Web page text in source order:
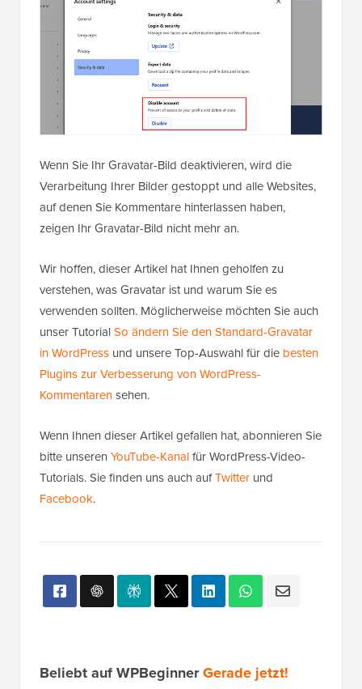
Wenn Sie Ihr Gravatar-Bild deaktivieren, wird die
Verarbeitung Ihrer Bilder gestoppt und alle Websites,
auf denen Sie Kommentare hinterlassen haben,
zeigen Ihr Gravatar-Bild nicht mehr an.
Wir hoffen, dieser Artikel hat Ihnen geholfen zu
verstehen, was Gravatar ist und warum Sie es
verwenden sollten. Möglicherweise möchten Sie auch
unser TutorialSo ändern Sie den Standard-Gravatar
in WordPress und unsere Top-Auswahl für die besten
Plugins zur Verbesserung von WordPress-
Kommentarensehen.
Wenn Ihnen dieser Artikel gefallen hat, abonnieren Sie
bitte unseren YouTube-Kanalfür WordPress-Video-
Tutorials. Sie finden uns auch aufTwitter und
Facebook.
Beliebt auf WPBeginnerGerade jetzt!